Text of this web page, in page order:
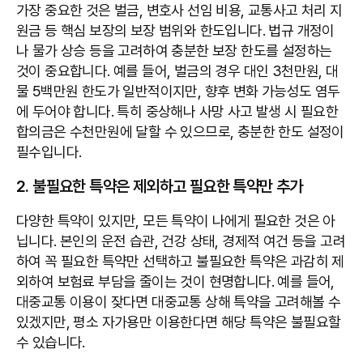
가장 중요한 것은 벌금, 변호사 선임 비용, 교통사고 처리 지
원금 등 핵심 보장의 보장 범위와 한도입니다. 법규 개정이
나 물가 상승 등을 고려하여 충분한 보장 한도를 설정하는
것이 중요합니다. 예를 들어, 벌금의 경우 대인 3천만원, 대
물 5백만원 한도가 일반적이지만, 향후 변화 가능성도 염두
에 두어야 합니다. 특히 중상해나 사망 사고 발생 시 필요한
합의금은 수천만원에 달할 수 있으므로, 충분한 한도 설정이
필수입니다.
2. 불필요한 특약은 제외하고 필요한 특약만 추가
다양한 특약이 있지만, 모든 특약이 나에게 필요한 것은 아
닙니다. 본인의 운전 습관, 건강 상태, 경제적 여건 등을 고려
하여 꼭 필요한 특약만 선택하고 불필요한 특약은 과감히 제
외하여 보험료 부담을 줄이는 것이 현명합니다. 예를 들어,
대중교통 이용이 잦다면 대중교통 상해 특약을 고려해볼 수
있겠지만, 평소 자가용만 이용한다면 해당 특약은 불필요할
수 있습니다.